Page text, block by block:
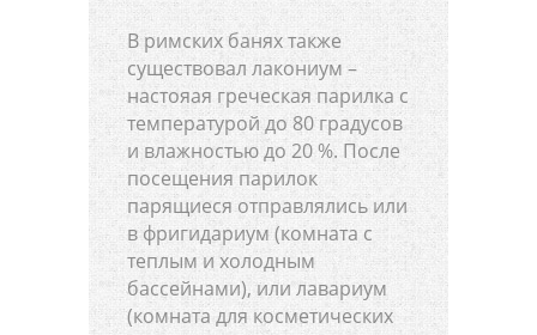
В римских банях также
существовал лакониум –
настояая греческая парилка с
температурой до 80 градусов
и влажностью до 20 %. После
посещения парилок
парящиеся отправлялись или
в фригидариум (комната с
теплым и холодным
бассейнами), или лавариум
(комната для косметических